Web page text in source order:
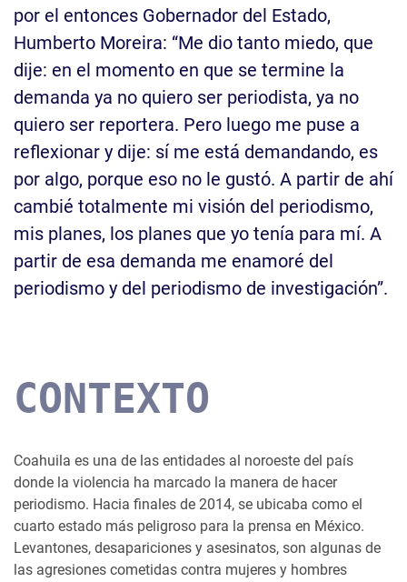
por el entonces Gobernador del Estado,
Humberto Moreira: “Me dio tanto miedo, que
dije: en el momento en que se termine la
demanda ya no quiero ser periodista, ya no
quiero ser reportera. Pero luego me puse a
reflexionar y dije: sí me está demandando, es
por algo, porque eso no le gustó. A partir de ahí
cambié totalmente mi visión del periodismo,
mis planes, los planes que yo tenía para mí. A
partir de esa demanda me enamoré del
periodismo y del periodismo de investigación”.
CONTEXTO
Coahuila es una de las entidades al noroeste del país
donde la violencia ha marcado la manera de hacer
periodismo. Hacia finales de 2014, se ubicaba como el
cuarto estado más peligroso para la prensa en México.
Levantones, desapariciones y asesinatos, son algunas de
las agresiones cometidas contra mujeres y hombres